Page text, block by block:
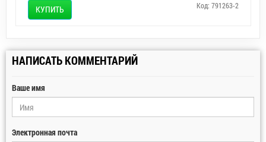
КУПИТЬ Код: 791263-2
НАПИСАТЬ КОММЕНТАРИЙ
Ваше имя
Электронная почта